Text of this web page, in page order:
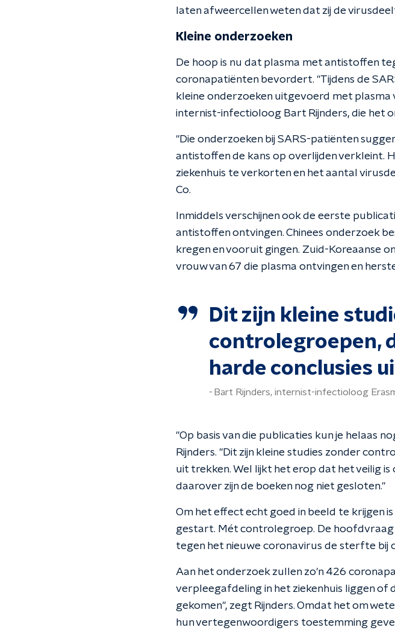
laten afweercellen weten dat zij de
Kleine onderzoeken
De hoop is nu dat plasma met antistoffen
coronapatiënten bevordert. "Tijdens de
kleine onderzoeken uitgevoerd met plasma
internist-infectioloog Bart Rijnders, die het
"Die onderzoeken bij SARS-patiënten
antistoffen de kans op overlijden verkleint.
ziekenhuis te verkorten en het aantal
Co.
Inmiddels verschijnen ook de eerste
antistoffen ontvingen. Chinees onderzoek
kregen en vooruit gingen. Zuid-Koreaanse
vrouw van 67 die plasma ontvingen en
Dit zijn kleine
controlegroepen,
harde conclusies
Bart Rijnders, internist-infectioloog
"Op basis van die publicaties kun je helaas
Rijnders. "Dit zijn kleine studies zonder
uit trekken. Wel lijkt het erop dat het veilig
daarover zijn de boeken nog niet gesloten."
Om het effect echt goed in beeld te krijgen
gestart. Mét controlegroep. De
tegen het nieuwe coronavirus de sterfte
Aan het onderzoek zullen zo'n 426
verpleegafdeling in het ziekenhuis liggen of
gekomen", zegt Rijnders. Omdat het om
hun vertegenwoordigers toestemming